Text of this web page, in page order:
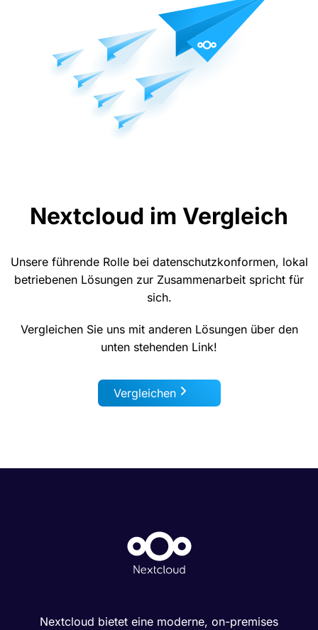
Nextcloud im Vergleich
Unsere führende Rolle bei datenschutzkonformen, lokal
betriebenen Lösungen zur Zusammenarbeit spricht für
sich.
Vergleichen Sie uns mit anderen Lösungen über den
unten stehenden Link!
Vergleichen
Nextcloud bietet eine moderne, on-premises